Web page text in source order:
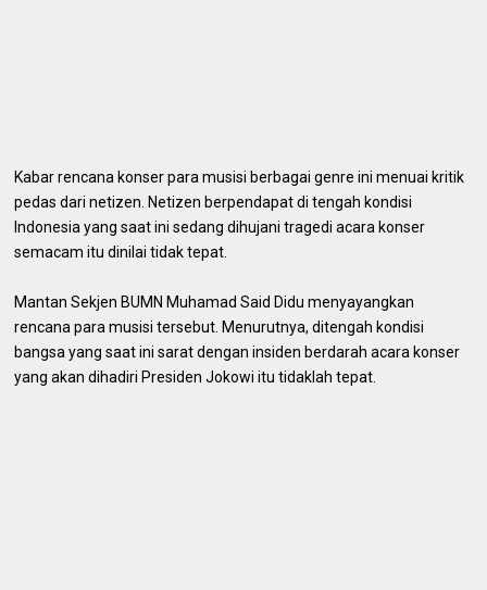
Kabar rencana konser para musisi berbagai genre ini menuai kritik
pedas dari netizen. Netizen berpendapat di tengah kondisi
Indonesia yang saat ini sedang dihujani tragedi acara konser
semacam itu dinilai tidak tepat.
Mantan Sekjen BUMN Muhamad Said Didu menyayangkan
rencana para musisi tersebut. Menurutnya, ditengah kondisi
bangsa yang saat ini sarat dengan insiden berdarah acara konser
yang akan dihadiri Presiden Jokowi itu tidaklah tepat.